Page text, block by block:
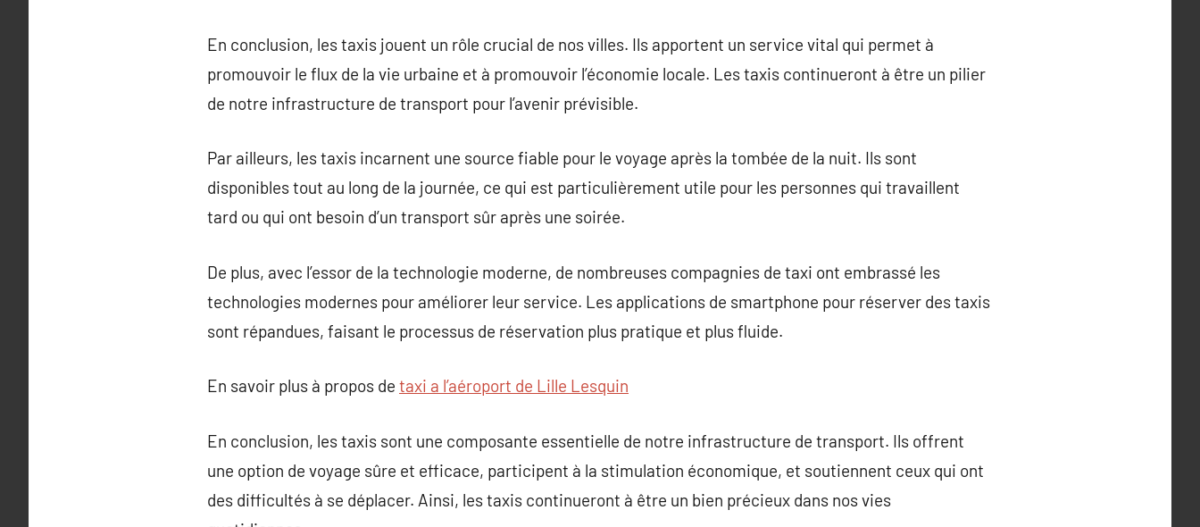
En conclusion, les taxis jouent un rôle crucial de nos villes. Ils apportent un service vital qui permet à
promouvoir le flux de la vie urbaine et à promouvoir l’économie locale. Les taxis continueront à être un pilier
de notre infrastructure de transport pour l’avenir prévisible.
Par ailleurs, les taxis incarnent une source fiable pour le voyage après la tombée de la nuit. Ils sont
disponibles tout au long de la journée, ce qui est particulièrement utile pour les personnes qui travaillent
tard ou qui ont besoin d’un transport sûr après une soirée.
De plus, avec l’essor de la technologie moderne, de nombreuses compagnies de taxi ont embrassé les
technologies modernes pour améliorer leur service. Les applications de smartphone pour réserver des taxis
sont répandues, faisant le processus de réservation plus pratique et plus fluide.
En savoir plus à propos de taxi a l’aéroport de Lille Lesquin
En conclusion, les taxis sont une composante essentielle de notre infrastructure de transport. Ils offrent
une option de voyage sûre et efficace, participent à la stimulation économique, et soutiennent ceux qui ont
des difficultés à se déplacer. Ainsi, les taxis continueront à être un bien précieux dans nos vies